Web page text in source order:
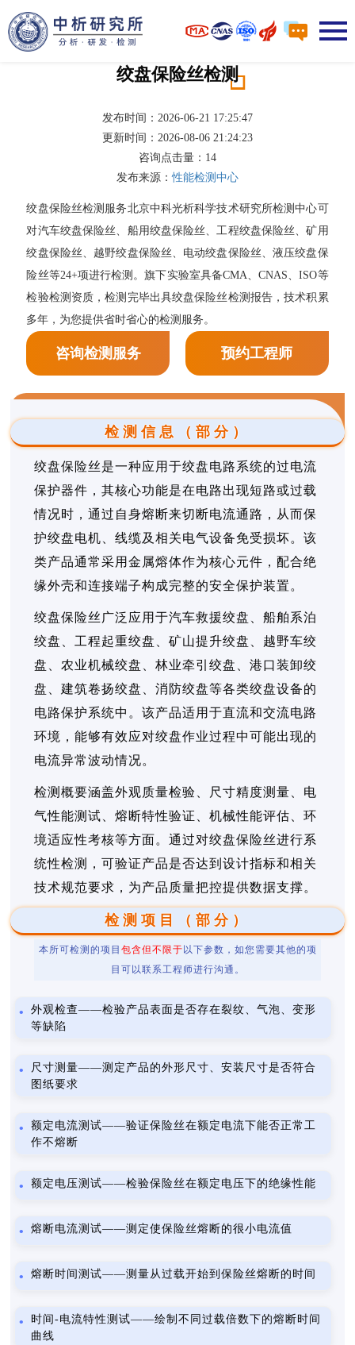
绞盘保险丝检测
发布时间：2026-06-21 17:25:47
更新时间：2026-08-06 21:24:23
咨询点击量： 14
发布来源：性能检测中心
绞盘保险丝检测服务北京中科光析科学技术研究所检测中心可
对汽车绞盘保险丝、船用绞盘保险丝、工程绞盘保险丝、矿用
绞盘保险丝、越野绞盘保险丝、电动绞盘保险丝、液压绞盘保
险丝等24+项进行检测。旗下实验室具备CMA、CNAS、ISO等
检验检测资质，检测完毕出具绞盘保险丝检测报告，技术积累
多年，为您提供省时省心的检测服务。
咨询检测服务 预约工程师
检测信息（部分）
绞盘保险丝是一种应用于绞盘电路系统的过电流
保护器件，其核心功能是在电路出现短路或过载
情况时，通过自身熔断来切断电流通路，从而保
护绞盘电机、线缆及相关电气设备免受损坏。该
类产品通常采用金属熔体作为核心元件，配合绝
缘外壳和连接端子构成完整的安全保护装置。
绞盘保险丝广泛应用于汽车救援绞盘、船舶系泊
绞盘、工程起重绞盘、矿山提升绞盘、越野车绞
盘、农业机械绞盘、林业牵引绞盘、港口装卸绞
盘、建筑卷扬绞盘、消防绞盘等各类绞盘设备的
电路保护系统中。该产品适用于直流和交流电路
环境，能够有效应对绞盘作业过程中可能出现的
电流异常波动情况。
检测概要涵盖外观质量检验、尺寸精度测量、电
气性能测试、熔断特性验证、机械性能评估、环
境适应性考核等方面。通过对绞盘保险丝进行系
统性检测，可验证产品是否达到设计指标和相关
技术规范要求，为产品质量把控提供数据支撑。
检测项目（部分）
本所可检测的项目 包含但不限于 以下参数，如您需要其他的项
目可以联系工程师进行沟通。
外观检查——检验产品表面是否存在裂纹、气泡、变形
等缺陷
尺寸测量——测定产品的外形尺寸、安装尺寸是否符合
图纸要求
额定电流测试——验证保险丝在额定电流下能否正常工
作不熔断
额定电压测试——检验保险丝在额定电压下的绝缘性能
熔断电流测试——测定使保险丝熔断的很小电流值
熔断时间测试——测量从过载开始到保险丝熔断的时间
时间-电流特性测试——绘制不同过载倍数下的熔断时间
曲线